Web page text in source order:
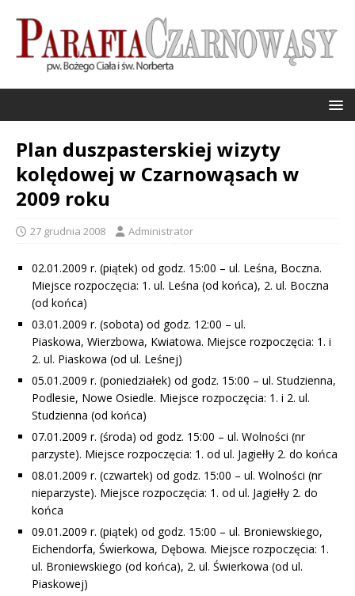
Plan duszpasterskiej wizyty
kolędowej w Czarnowąsach w
2009 roku
27 grudnia 2008 Administrator
02.01.2009 r. (piątek) od godz. 15:00 – ul. Leśna, Boczna.
Miejsce rozpoczęcia: 1. ul. Leśna (od końca), 2. ul. Boczna
(od końca)
03.01.2009 r. (sobota) od godz. 12:00 – ul.
Piaskowa, Wierzbowa, Kwiatowa. Miejsce rozpoczęcia: 1. i
2. ul. Piaskowa (od ul. Leśnej)
05.01.2009 r. (poniedziałek) od godz. 15:00 – ul. Studzienna,
Podlesie, Nowe Osiedle. Miejsce rozpoczęcia: 1. i 2. ul.
Studzienna (od końca)
07.01.2009 r. (środa) od godz. 15:00 – ul. Wolności (nr
parzyste). Miejsce rozpoczęcia: 1. od ul. Jagiełły 2. do końca
08.01.2009 r. (czwartek) od godz. 15:00 – ul. Wolności (nr
nieparzyste). Miejsce rozpoczęcia: 1. od ul. Jagiełły 2. do
końca
09.01.2009 r. (piątek) od godz. 15:00 – ul. Broniewskiego,
Eichendorfa, Świerkowa, Dębowa. Miejsce rozpoczęcia: 1.
ul. Broniewskiego (od końca), 2. ul. Świerkowa (od ul.
Piaskowej)